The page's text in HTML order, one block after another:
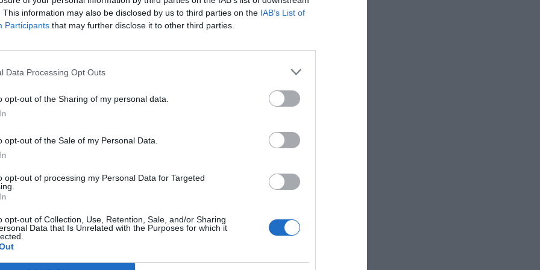
This information may also be disclosed by us to third parties on the IAB’s List of
Participants that may further disclose it to other third parties.
Data Processing Opt Outs
opt-out of the Sharing of my personal data.
opt-out of the Sale of my Personal Data.
opt-out of processing my Personal Data for Targeted
opt-out of Collection, Use, Retention, Sale, and/or Sharing
Data that Is Unrelated with the Purposes for which it
je po današnjem srečanju z
Jensom Stoltenbergom v Washingtonu ocenil
Še več, Nato je označil za "branik
poroča francoska tiskovna agencija AFP.
vedno številka ena," je dejal Trump, ki je sicer
organizacijo, zaveznike pa okrcal, da za
dovolj.
proračunov je Trump sicer ponovil tudi
da je zavezan sodelovanju v zavezništvu in
pomagal pri reševanju perečih težav, od boja
krize, poroča nemška tiskovna agencija dpa.
aktivnosti pri reševanju konflikta v Siriji.
vojna v Siriji konča, zavezniki v